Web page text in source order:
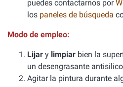
puedes contactarnos por
los paneles de búsqueda
Modo de empleo:
Lijar y limpiar bien la
un desengrasante
Agitar la pintura durante